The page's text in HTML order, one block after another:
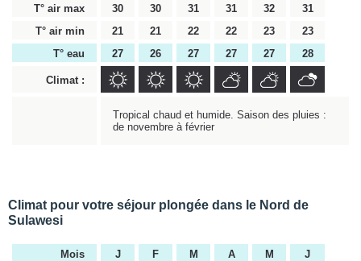
T° air max 30 30 31 31 32
31
T° air min
21 21 22 22 23
23
T° eau
27 26 27 27 27 28
Climat :
Tropical chaud et humide. Saison des pluies :
de novembre à février
Climat pour votre séjour plongée dans le Nord de
Sulawesi
Mois J F M A M
J